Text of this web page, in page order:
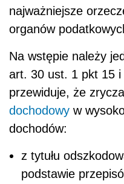
najważniejsze
organów
Na wstępie należy
art. 30 ust. 1 pkt 15
przewiduje, że
dochodowy w
dochodów:
z tytułu
podstawie